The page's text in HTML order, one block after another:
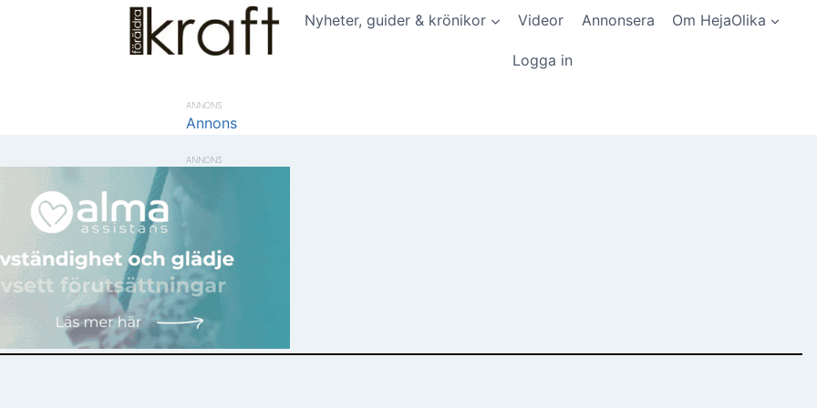
Nyheter, guider & krönikor Videor Annonsera Om HejaOlika
Logga in
ANNONS
ANNONS